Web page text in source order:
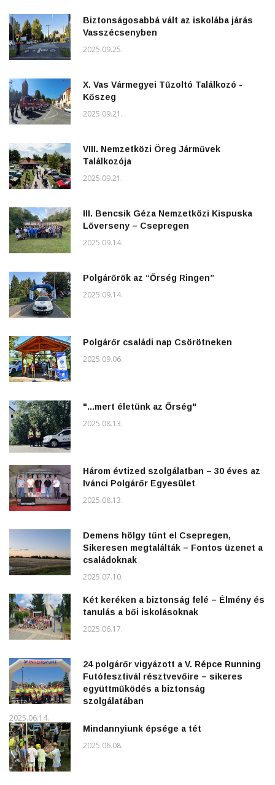
Biztonságosabbá vált az iskolába járás
Vasszécsenyben
2025.09.25.
X. Vas Vármegyei Tűzoltó Találkozó -
Kőszeg
2025.09.21.
VIII. Nemzetközi Öreg Járművek
Találkozója
2025.09.21.
III. Bencsik Géza Nemzetközi Kispuska
Lőverseny – Csepregen
2025.09.14.
Polgárőrök az “Őrség Ringen”
2025.09.14.
Polgárőr családi nap Csörötneken
2025.09.06.
"...mert életünk az Őrség"
2025.08.13.
Három évtized szolgálatban – 30 éves az
Ivánci Polgárőr Egyesület
2025.08.13.
Demens hölgy tűnt el Csepregen,
Sikeresen megtalálták – Fontos üzenet a
családoknak
2025.07.10.
Két keréken a biztonság felé – Élmény és
tanulás a bői iskolásoknak
2025.06.17.
24 polgárőr vigyázott a V. Répce Running
Futófesztivál résztvevőire – sikeres
együttműködés a biztonság
szolgálatában
2025.06.14.
Mindannyiunk épsége a tét
2025.06.08.